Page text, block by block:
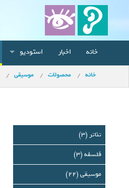
خانه اخبار استودیو
خانه محصولات موسیقی
تئاتر (3)
فلسفه (3)
موسیقی (22)